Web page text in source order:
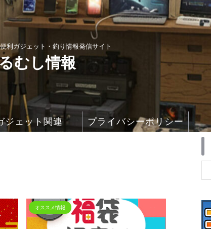
利ガジェット・釣り情報発信サイト
むし情報
ジェット関連 プライバシーポリシー
オススメ情報